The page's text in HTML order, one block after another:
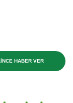
HABER VER